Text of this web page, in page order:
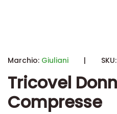
Marchio: Giuliani | SKU:
Tricovel
Compresse